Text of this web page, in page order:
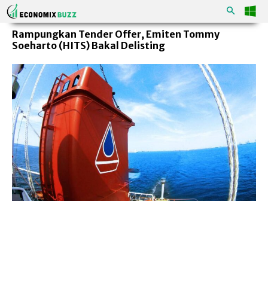
Rampungkan Tender Offer, Emiten Tommy
Soeharto (HITS) Bakal Delisting